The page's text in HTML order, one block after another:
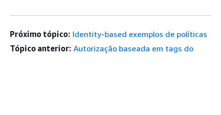
Próximo tópico: Identity-based exemplos de políticas
Tópico anterior: Autorização baseada em tags do